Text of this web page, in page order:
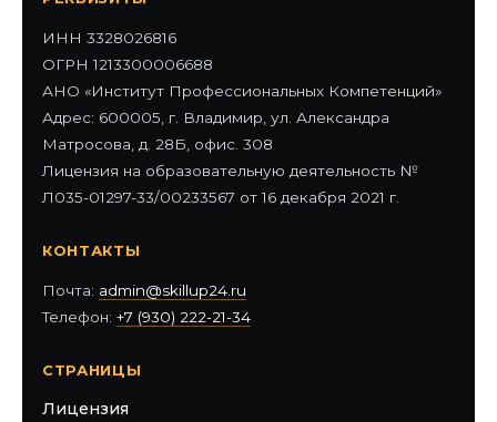
ИНН 3328026816
ОГРН 1213300006688
АНО «Институт Профессиональных Компетенций»
Адрес: 600005, г. Владимир, ул. Александра
Матросова, д. 28Б, офис. 308
Лицензия на образовательную деятельность №
Л035-01297-33/00233567 от 16 декабря 2021 г.
КОНТАКТЫ
Почта: admin@skillup24.ru
Телефон: +7 (930) 222-21-34
СТРАНИЦЫ
Лицензия